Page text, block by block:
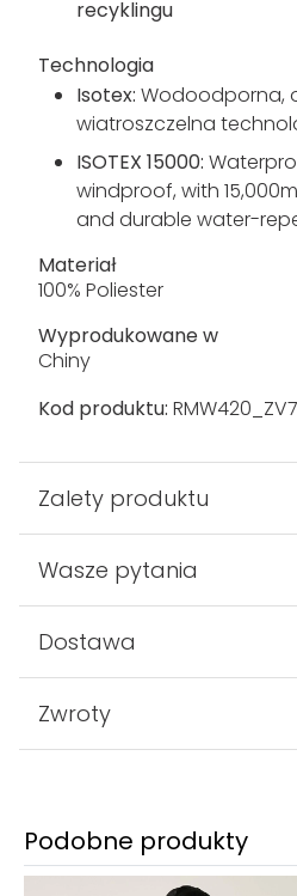
recyklingu
Technologia
Isotex: Wodoodporna,
wiatroszczelna
ISOTEX 15000:
windproof, with
and durable water-
Materiał
100% Poliester
Wyprodukowane w
Chiny
Kod produktu: RMW420_ZV7
Zalety produktu
Wasze pytania
Dostawa
Zwroty
Podobne produkty